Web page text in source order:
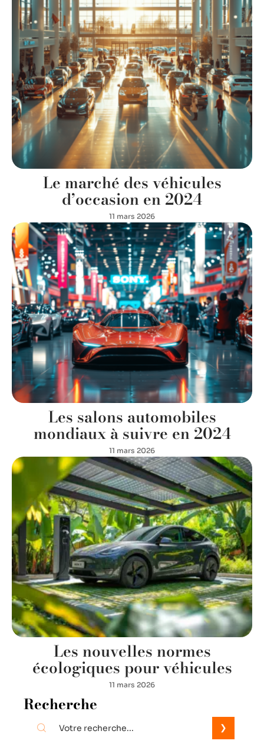
Le marché des véhicules
d’occasion en 2024
11 mars 2026
Les salons automobiles
mondiaux à suivre en 2024
11 mars 2026
Les nouvelles normes
écologiques pour véhicules
11 mars 2026
Recherche